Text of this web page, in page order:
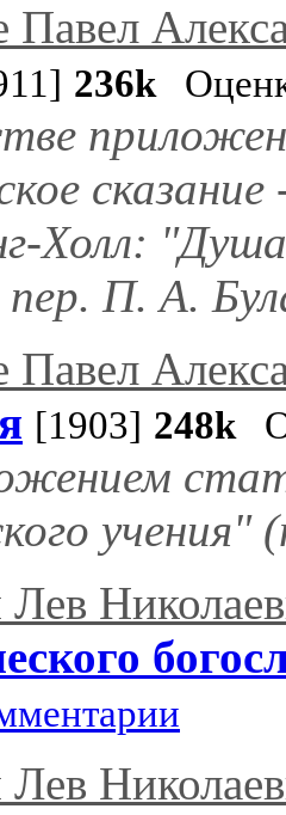
Павел
236k
Холл:
пер. П. А.
Павел
[1903] 248k
учения"
Лев
Лев